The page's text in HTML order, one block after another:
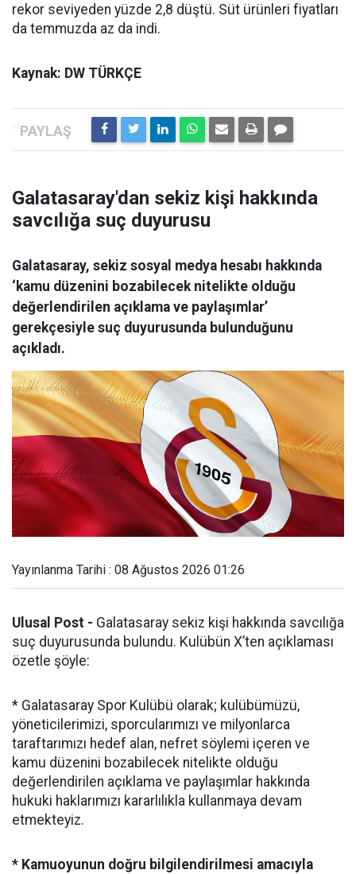
rekor seviyeden yüzde 2,8 düştü. Süt ürünleri fiyatları
da temmuzda az da indi.
Kaynak: DW TÜRKÇE
Galatasaray'dan sekiz kişi hakkında
savcılığa suç duyurusu
Galatasaray, sekiz sosyal medya hesabı hakkında
‘kamu düzenini bozabilecek nitelikte olduğu
değerlendirilen açıklama ve paylaşımlar’
gerekçesiyle suç duyurusunda bulunduğunu
açıkladı.
Yayınlanma Tarihi : 08 Ağustos 2026 01:26
Ulusal Post - Galatasaray sekiz kişi hakkında savcılığa
suç duyurusunda bulundu. Kulübün X’ten açıklaması
özetle şöyle:
* Galatasaray Spor Kulübü olarak; kulübümüzü,
yöneticilerimizi, sporcularımızı ve milyonlarca
taraftarımızı hedef alan, nefret söylemi içeren ve
kamu düzenini bozabilecek nitelikte olduğu
değerlendirilen açıklama ve paylaşımlar hakkında
hukuki haklarımızı kararlılıkla kullanmaya devam
etmekteyiz.
* Kamuoyunun doğru bilgilendirilmesi amacıyla